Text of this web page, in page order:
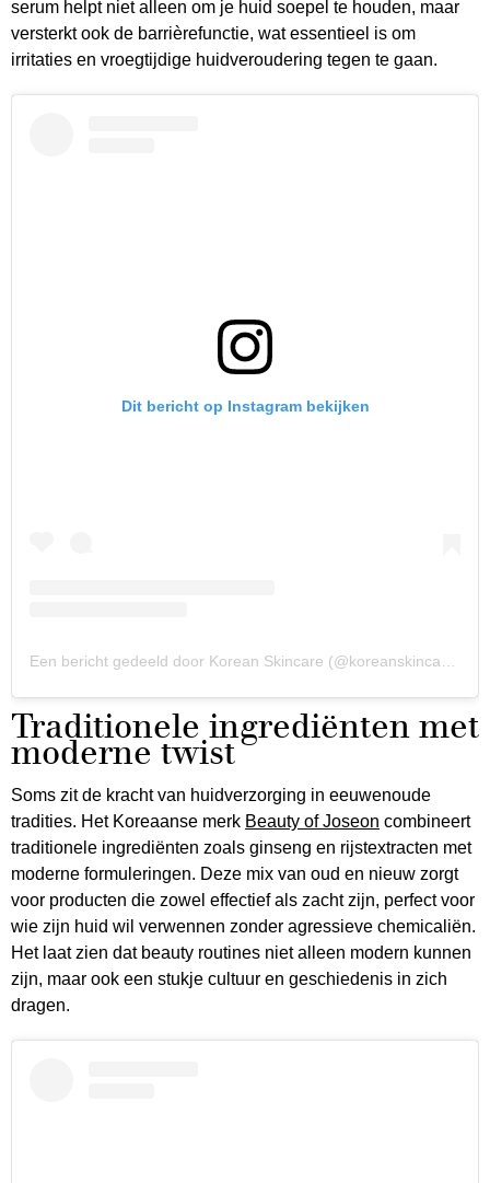
serum helpt niet alleen om je huid soepel te houden, maar
versterkt ook de barrièrefunctie, wat essentieel is om
irritaties en vroegtijdige huidveroudering tegen te gaan.
Dit bericht op Instagram bekijken
Een bericht gedeeld door Korean Skincare (@koreanskincare_official)
Traditionele ingrediënten met
moderne twist
Soms zit de kracht van huidverzorging in eeuwenoude
tradities. Het Koreaanse merk Beauty of Joseon combineert
traditionele ingrediënten zoals ginseng en rijstextracten met
moderne formuleringen. Deze mix van oud en nieuw zorgt
voor producten die zowel effectief als zacht zijn, perfect voor
wie zijn huid wil verwennen zonder agressieve chemicaliën.
Het laat zien dat beauty routines niet alleen modern kunnen
zijn, maar ook een stukje cultuur en geschiedenis in zich
dragen.